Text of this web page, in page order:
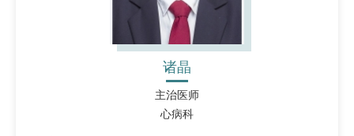
诸晶
主治医师
心病科